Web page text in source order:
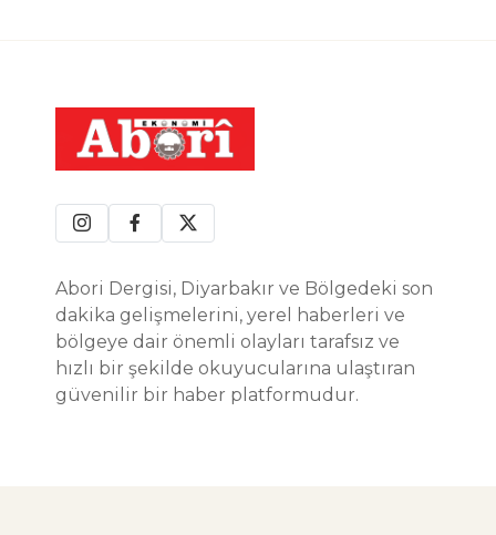
Abori Dergisi, Diyarbakır ve Bölgedeki son
dakika gelişmelerini, yerel haberleri ve
bölgeye dair önemli olayları tarafsız ve
hızlı bir şekilde okuyucularına ulaştıran
güvenilir bir haber platformudur.